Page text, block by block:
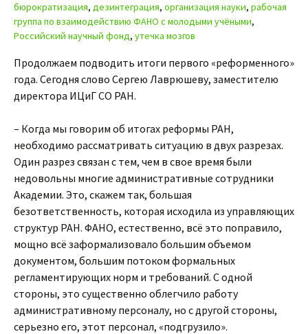
бюрократизация, дезинтеграция, организация науки, рабочая
группа по взаимодействию ФАНО с молодыми учёными,
Российский научный фонд, утечка мозгов
Продолжаем подводить итоги первого «реформенного»
года. Сегодня слово Сергею Лаврюшеву, заместителю
директора ИЦиГ СО РАН.
– Когда мы говорим об итогах реформы РАН,
необходимо рассматривать ситуацию в двух разрезах.
Один разрез связан с тем, чем в свое время были
недовольны многие административные сотрудники
Академии. Это, скажем так, большая
безответственность, которая исходила из управляющих
структур РАН. ФАНО, естественно, всё это поправило,
мощно всё заформализовало большим объемом
документом, большим потоком формальных
регламентирующих норм и требований. С одной
стороны, это существенно облегчило работу
административному персоналу, но с другой стороны,
серьезно его, этот персонал, «подгрузило».